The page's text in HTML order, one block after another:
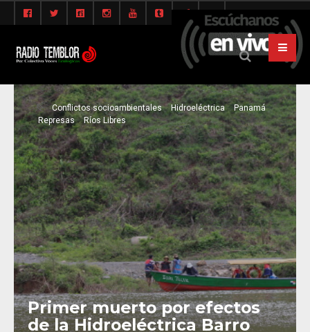
Conflictos socioambientales Hidroeléctrica
Panamá
Represas
Ríos Libres
Primer muerto por efectos
de la Hidroeléctrica Barro